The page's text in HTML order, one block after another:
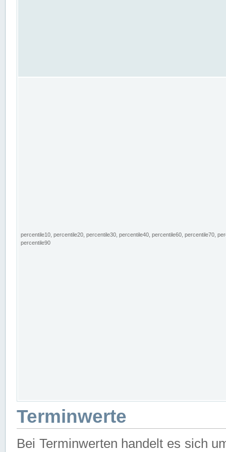
percentile10, percentile20, percentile30, percentile40, percentile60, percentile70,
percentile90
Terminwerte
Bei Terminwerten handelt es sich